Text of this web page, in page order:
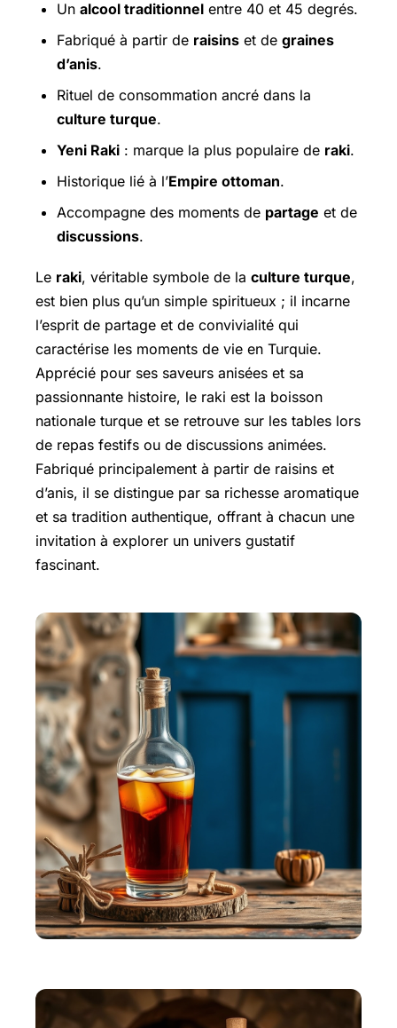
Un alcool traditionnel entre 40 et 45 degrés.
Fabriqué à partir de raisins et de graines
d’anis.
Rituel de consommation ancré dans la
culture turque.
Yeni Raki : marque la plus populaire de raki.
Historique lié à l’Empire ottoman.
Accompagne des moments de partage et de
discussions.
Le raki, véritable symbole de la culture turque,
est bien plus qu’un simple spiritueux ; il incarne
l’esprit de partage et de convivialité qui
caractérise les moments de vie en Turquie.
Apprécié pour ses saveurs anisées et sa
passionnante histoire, le raki est la boisson
nationale turque et se retrouve sur les tables lors
de repas festifs ou de discussions animées.
Fabriqué principalement à partir de raisins et
d’anis, il se distingue par sa richesse aromatique
et sa tradition authentique, offrant à chacun une
invitation à explorer un univers gustatif
fascinant.